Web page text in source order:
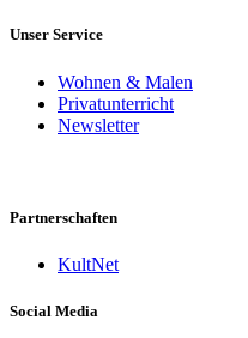
Unser Service
Wohnen & Malen
Privatunterricht
Newsletter
Partnerschaften
KultNet
Social Media